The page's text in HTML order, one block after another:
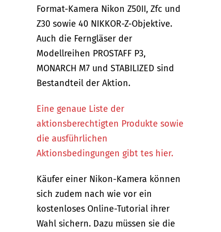
Format-Kamera Nikon Z50II, Zfc und
Z30 sowie 40 NIKKOR-Z-Objektive.
Auch die Ferngläser der
Modellreihen PROSTAFF P3,
MONARCH M7 und STABILIZED sind
Bestandteil der Aktion.
Eine genaue Liste der
aktionsberechtigten Produkte sowie
die ausführlichen
Aktionsbedingungen gibt tes hier.
Käufer einer Nikon-Kamera können
sich zudem nach wie vor ein
kostenloses Online-Tutorial ihrer
Wahl sichern. Dazu müssen sie die